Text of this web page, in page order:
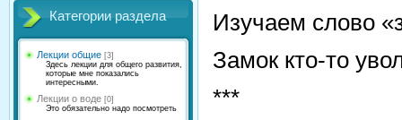
Категории раздела
Лекции общие [3]
Здесь лекции для общего развития,
которые мне показались
интересными.
Лекции о воде [0]
Это обязательно надо посмотреть
Изучаем слово
Замок кто-то
***